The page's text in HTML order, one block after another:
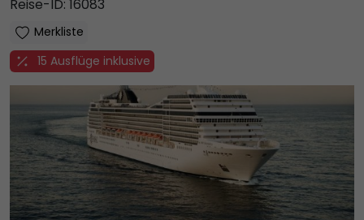
Reise-ID: 16083
Merkliste
15 Ausflüge inklusive